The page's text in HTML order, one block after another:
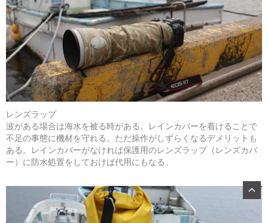
レンズラップ
波がある場合は海水を被る時がある。レインカバーを着けることで
不足の事態に機材を守れる。ただ操作がしずらくなるデメリットも
ある。レインカバーがなければ保護用のレンズラップ（レンズカバ
ー）に防水処置をしておけば代用にもなる。